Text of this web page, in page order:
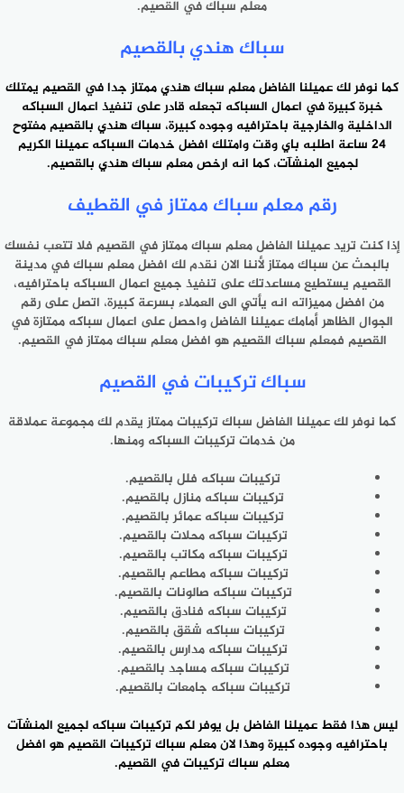
سباك هندي بالقصيم
كما نوفر لك عميلنا الفاضلمعلم سباك هندي ممتازجدا في القصيم يمتلك
خبرة كبيرة في اعمال ‎السباكه تجعله قادر على تنفيذ اعمال السباكه
الداخلية والخارجية ‎باحترافيه وجوده كبيرة، سباك هندي بالقصيم مفتوح
24 ساعة اطلبه ‎باي وقت وامتلك افضل خدمات السباكه عميلنا الكريم
لجميع المنشآت، ‎كما انه ارخص معلم سباك هندي بالقصيم.
رقم معلم سباك ممتاز في ‎القطيف
إذا كنت تريد عميلنا الفاضل معلم سباك ممتاز في القصيم فلا ‎تتعب نفسك
بالبحث عن سباك ممتاز لأننا الان نقدم لك افضل معلم ‎سباك في مدينة
القصيم يستطيع مساعدتك على تنفيذ جميع اعمال ‎السباكه باحترافيه،
من افضل مميزاته انه يأتي الى العملاء بسرعة كبيرة، ‎اتصل على رقم
الجوال الظاهر أمامك عميلنا الفاضل واحصل على اعمال ‎سباكه ممتازة في
القصيم فمعلم سباك القصيم هو افضل معلم سباك ‎ممتاز في القصيم.
سباك تركيبات في القصيم
كما نوفر لك عميلنا ‎الفاضل سباك تركيبات ممتاز يقدم لك مجموعة عملاقة
من خدمات ‎تركيبات السباكه ومنها.
تركيبات سباكه فلل بالقصيم.
تركيبات سباكه منازل بالقصيم.
تركيبات سباكه عمائر بالقصيم.
تركيبات سباكه محلات بالقصيم.
تركيبات سباكه مكاتب بالقصيم.
تركيبات سباكه مطاعم بالقصيم.
تركيبات سباكه صالونات بالقصيم.
تركيبات سباكه فنادق بالقصيم.
تركيبات سباكه شقق بالقصيم.
تركيبات سباكه مدارس بالقصيم.
تركيبات سباكه مساجد بالقصيم.
تركيبات سباكه جامعات بالقصيم.
ليس هذا فقط عميلنا الفاضل بل يوفر لكم تركيبات سباكه لجميع المنشآت
باحترافيه وجوده كبيرة ‎وهذا لان
معلم سباك تركيبات القصيم هو افضل
معلم سباك تركيبات في ‎القصيم.